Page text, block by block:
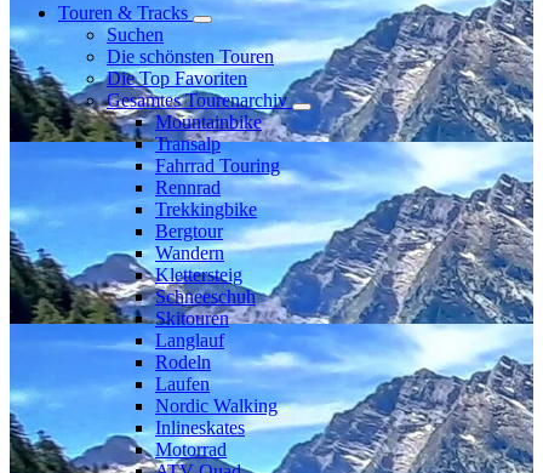
Touren & Tracks
Suchen
Die schönsten Touren
Die Top Favoriten
Gesamtes Tourenarchiv
Mountainbike
Transalp
Fahrrad Touring
Rennrad
Trekkingbike
Bergtour
Wandern
Klettersteig
Schneeschuh
Skitouren
Langlauf
Rodeln
Laufen
Nordic Walking
Inlineskates
Motorrad